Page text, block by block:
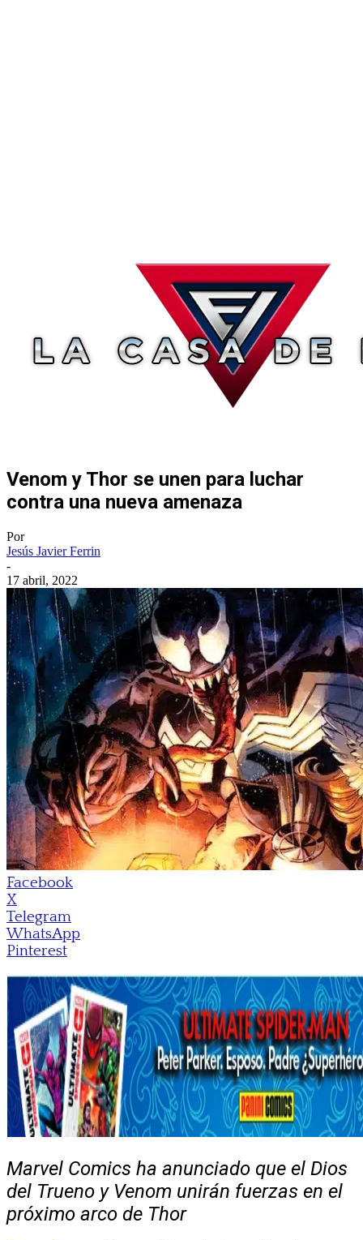
Venom y Thor se unen para luchar
contra una nueva amenaza
Por
Jesús Javier Ferrin
-
17 abril, 2022
Facebook
X
Telegram
WhatsApp
Pinterest
Marvel Comics ha anunciado que el Dios
del Trueno y Venom unirán fuerzas en el
próximo arco de Thor